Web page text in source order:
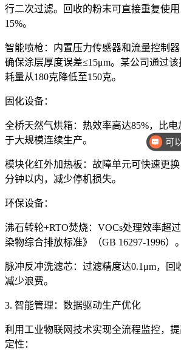
行二次过滤。回收的粉末可直接重复使
15%。
智能喷枪：内置压力传感器和流量控制器
确保涂层厚度误差≤15μm。某公司通过
耗量从180克降低至150克。
固化设备：
全桥天然气烘箱：热效率高达85%，比电
于大规模连续生产。
模块化红外加热板：故障单元可快速更
分钟以内，减少停机损失。
环保设备：
沸石转轮+RTO焚烧：VOCs处理效率超
染物综合排放标准》（GB 16297-1996）。
脉冲反冲洗滤芯：过滤精度达0.1μm，回
减少浪费。
3. 智能管理：数据驱动生产优化
利用工业物联网技术实现全流程监控，
定性：